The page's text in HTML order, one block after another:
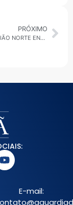
PRÓXIMO
UBATUBA: REGIÃO NORTE ENFRENTA CENÁRIO CRÍTICO COM MAIS DE 200 MM DE CHUVA E RISCO MUITO ALTO DE DESLIZAMENTOS
E-mail: